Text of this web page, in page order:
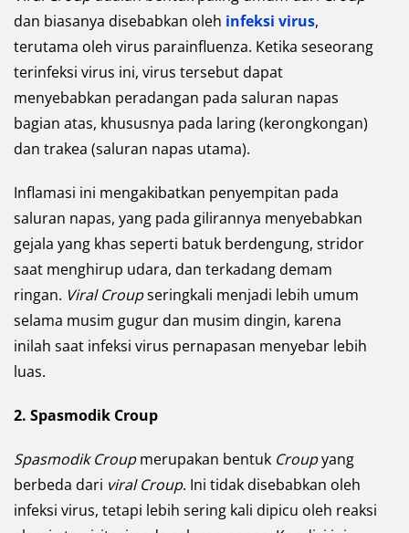
dan biasanya disebabkan oleh infeksi virus,
terutama oleh virus parainfluenza. Ketika seseorang
terinfeksi virus ini, virus tersebut dapat
menyebabkan peradangan pada saluran napas
bagian atas, khususnya pada laring (kerongkongan)
dan trakea (saluran napas utama).
Inflamasi ini mengakibatkan penyempitan pada
saluran napas, yang pada gilirannya menyebabkan
gejala yang khas seperti batuk berdengung, stridor
saat menghirup udara, dan terkadang demam
ringan. Viral Croupseringkali menjadi lebih umum
selama musim gugur dan musim dingin, karena
inilah saat infeksi virus pernapasan menyebar lebih
luas.
2. Spasmodik Croup
Spasmodik Croupmerupakan bentuk Croupyang
berbeda dari viral Croup. Ini tidak disebabkan oleh
infeksi virus, tetapi lebih sering kali dipicu oleh reaksi